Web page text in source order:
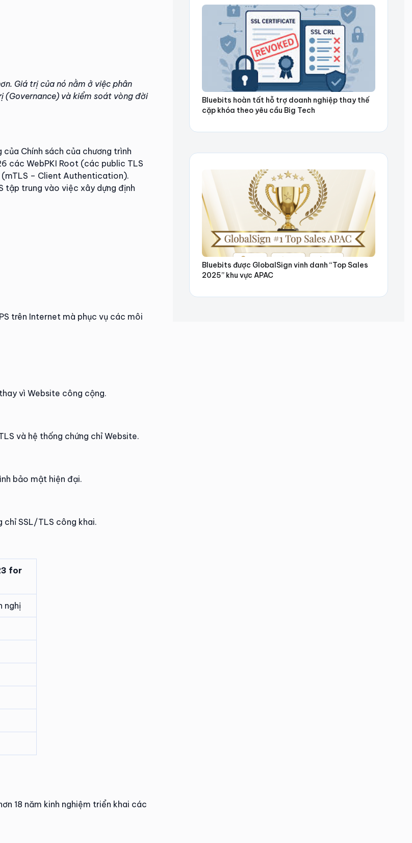
Giá trị của nó nằm ở việc phân
(Governance) và kiểm soát vòng đời
của Chính sách của chương trình
các WebPKI Root (các public TLS
– Client Authentication).
tập trung vào việc xây dựng định
trên Internet mà phục vụ các môi
vì Website công cộng.
và hệ thống chứng chỉ Website.
bảo mật hiện đại.
chỉ SSL/TLS công khai.
for
nghị
18 năm kinh nghiệm triển khai các
Bluebits hoàn tất hỗ trợ doanh nghiệp thay thế
cặp khóa theo yêu cầu Big Tech
Bluebits được GlobalSign vinh danh “Top Sales
2025” khu vực APAC